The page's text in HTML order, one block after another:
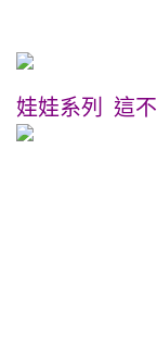
娃娃系列 這